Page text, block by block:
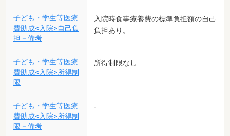
子ども・学生等医療
費助成<入院>自己負
担－備考
入院時食事療養費の標準負担額の自己
負担あり。
子ども・学生等医療
費助成<入院>所得制
限
所得制限なし
子ども・学生等医療
費助成<入院>所得制
限－備考
-